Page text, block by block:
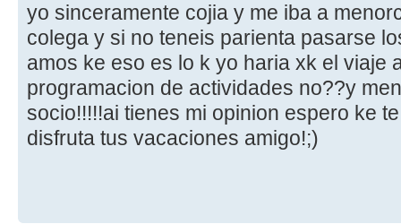
yo sinceramente cojia y me iba a
colega y si no teneis parienta pasarse
amos ke eso es lo k yo haria xk el viaje
programacion de actividades no??y
socio!!!!!ai tienes mi opinion espero ke
disfruta tus vacaciones amigo!;)